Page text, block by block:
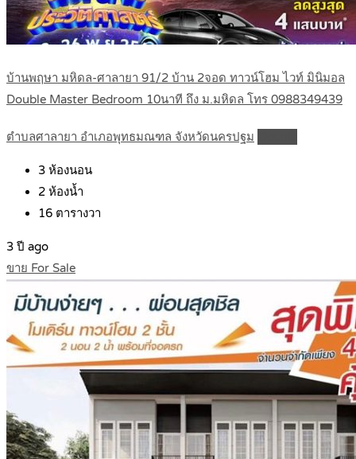
บ้านพฤษา มหิดล-ศาลายา 91/2 บ้าน 2จอด ทาวน์โฮม ไวท์ มินิมอล
Double Master Bedroom 10นาที ถึง ม.มหิดล โทร 0988349439
ตำบลศาลายา อำเภอพุทธมณฑล จังหวัดนครปฐม
3 ห้องนอน
2 ห้องน้ำ
16 ตารางวา
3 ปี ago
ขาย For Sale